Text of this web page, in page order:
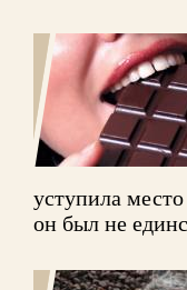
уступила
он был не